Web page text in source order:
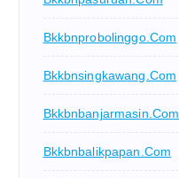
Bkkbnprobolinggo.com
Bkkbnsingkawang.com
Bkkbnbanjarmasin.com
Bkkbnbalikpapan.com